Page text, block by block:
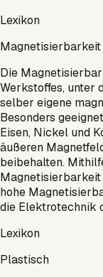
Lexikon
Magnetisierbarkeit
Die
Werkstoffes, unter
selber eigene
Besonders
Eisen, Nickel und
äußeren
beibehalten.
Magnetisierbarkeit
hohe
die Elektrotechnik
Lexikon
Plastisch